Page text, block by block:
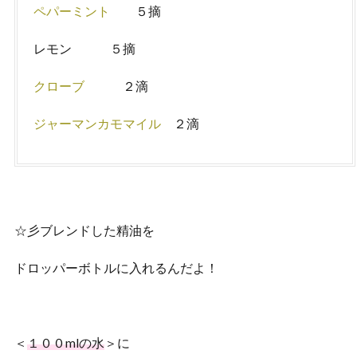
ペパーミント ５摘
レモン ５摘
クローブ ２滴
ジャーマンカモマイル ２滴
☆彡ブレンドした精油を
ドロッパーボトルに入れるんだよ！
＜ １００mlの水 ＞に